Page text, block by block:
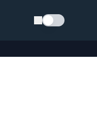
Schimba tema